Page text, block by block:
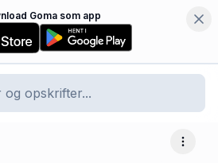
Goma som app
Flere